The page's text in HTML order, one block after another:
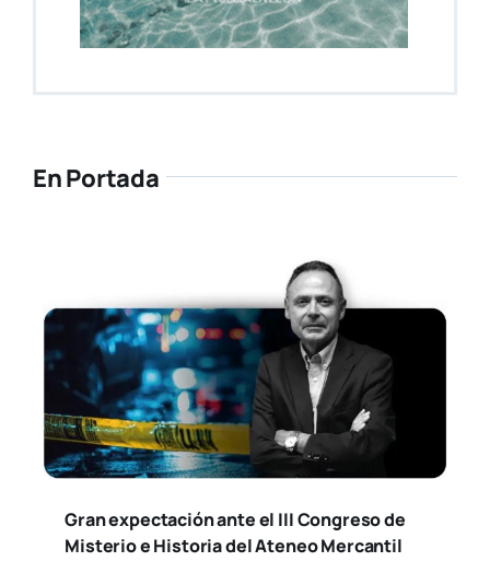
En Portada
Gran expectación ante el III Congreso de
Misterio e Historia del Ateneo Mercantil